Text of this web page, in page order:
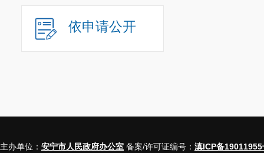
依申请公开
主办单位： 安宁市人民政府办公室 备案/许可证编号： 滇ICP备